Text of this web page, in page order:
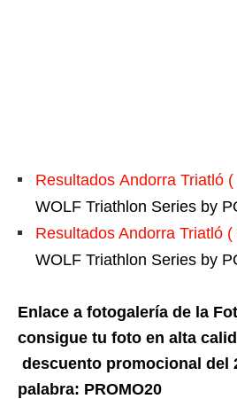
Resultados Andorra Triatló
WOLF Triathlon Series by
Resultados Andorra Triatló
WOLF Triathlon Series by
Enlace a fotogalería de la
consigue tu foto en alta
descuento promocional del
palabra: PROMO20